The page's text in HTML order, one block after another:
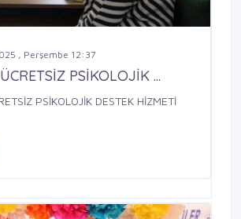
, Perşembe 12:37
PSİKOLOJİK ...
PSİKOLOJİK DESTEK HİZMETİ